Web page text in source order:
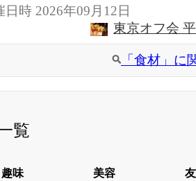
日時 2026年09月12日
東京オフ会
「食材」に
覧
趣味 美容